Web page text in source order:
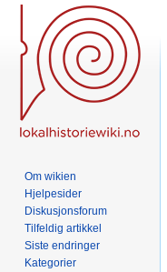
Om wikien
Hjelpesider
Diskusjonsforum
Tilfeldig artikkel
Siste endringer
Kategorier